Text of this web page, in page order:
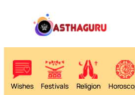
Wishes Festivals Religion